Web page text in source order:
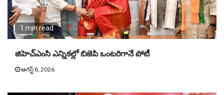
1 min read
జిహెచ్ఎంసి ఎన్నికల్లో బిజెపి ఒంటరిగానే పోటీ
ఆగస్ట్ 8, 2026